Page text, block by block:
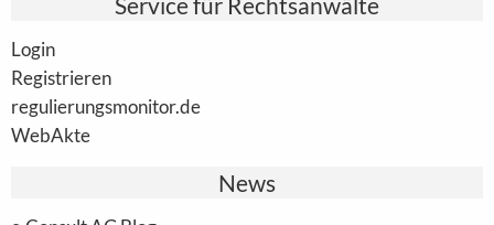
Login
Registrieren
regulierungsmonitor.de
WebAkte
News